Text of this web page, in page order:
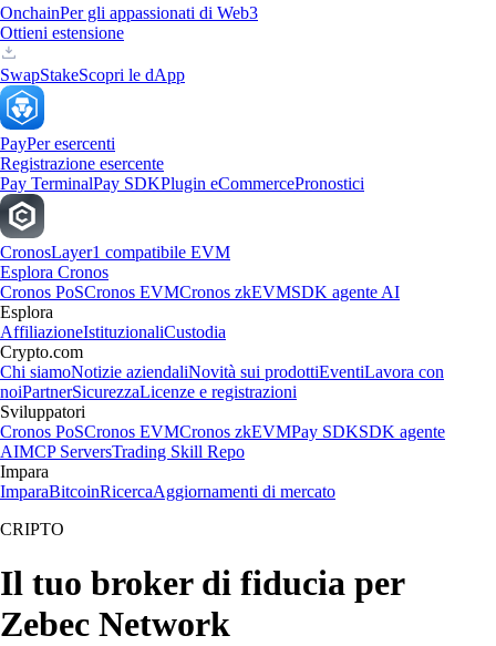
OnchainPer gli appassionati di Web3
Ottieni estensione
SwapStakeScopri le dApp
PayPer esercenti
Registrazione esercente
Pay TerminalPay SDKPlugin eCommercePronostici
CronosLayer1 compatibile EVM
Esplora Cronos
Cronos PoSCronos EVMCronos zkEVMSDK agente AI
Esplora
AffiliazioneIstituzionaliCustodia
Crypto.com
Chi siamoNotizie aziendaliNovità sui prodottiEventiLavora con
noiPartnerSicurezzaLicenze e registrazioni
Sviluppatori
Cronos PoSCronos EVMCronos zkEVMPay SDKSDK agente
AIMCP ServersTrading Skill Repo
Impara
ImparaBitcoinRicercaAggiornamenti di mercato
CRIPTO
Il tuo broker di fiducia per
Zebec Network